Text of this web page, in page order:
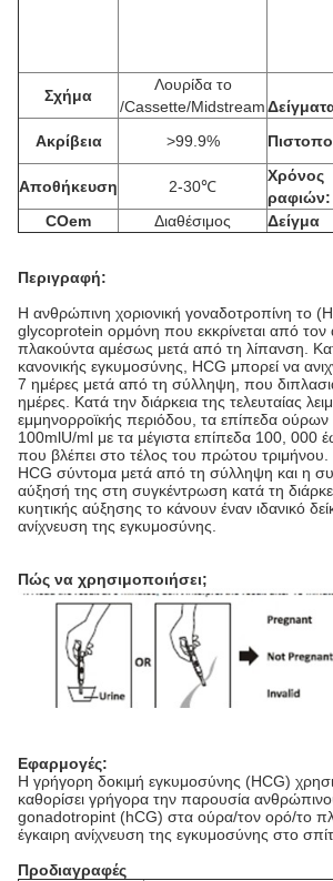
Σχήμα
Λουρίδα το
/Cassette/Midstream
Ακρίβεια
>99.9%
Αποθήκευση
2-30℃
Χρόνος
ραφιών:
COem
Διαθέσιμος Δείγμα
Περιγραφή:
Η ανθρώπινη χοριονική γοναδοτροπίνη το
glycoprotein ορμόνη που εκκρίνεται από
πλακούντα αμέσως μετά από τη λίπανση.
κανονικής εγκυμοσύνης, HCG μπορεί να
7 ημέρες μετά από τη σύλληψη, που
ημέρες. Κατά την διάρκεια της τελευταίας
εμμηνορροϊκής περιόδου, τα επίπεδα ούρων
100mlU/ml με τα μέγιστα επίπεδα 100, 000
που βλέπει στο τέλος του πρώτου
HCG σύντομα μετά από τη σύλληψη και η
αύξησή της στη συγκέντρωση κατά τη
κυητικής αύξησης το κάνουν έναν ιδανικό
ανίχνευση της εγκυμοσύνης.
Πώς να χρησιμοποιήσει;
Εφαρμογές:
Η γρήγορη δοκιμή εγκυμοσύνης (HCG)
καθορίσει γρήγορα την παρουσία
gonadotropint (hCG) στα ούρα/τον ορό/το
έγκαιρη ανίχνευση της εγκυμοσύνης στο
Προδιαγραφές